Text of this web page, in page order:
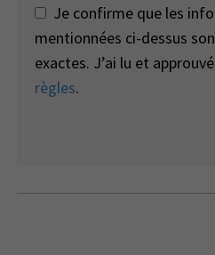
Je confirme que les
mentionnées ci-dessus
exactes. J’ai lu et
règles.